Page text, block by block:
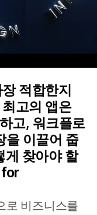
적합한지
고의 앱은
고, 워크플로
을 이끌어 줍
게 찾아야 할
for
로 비즈니스를